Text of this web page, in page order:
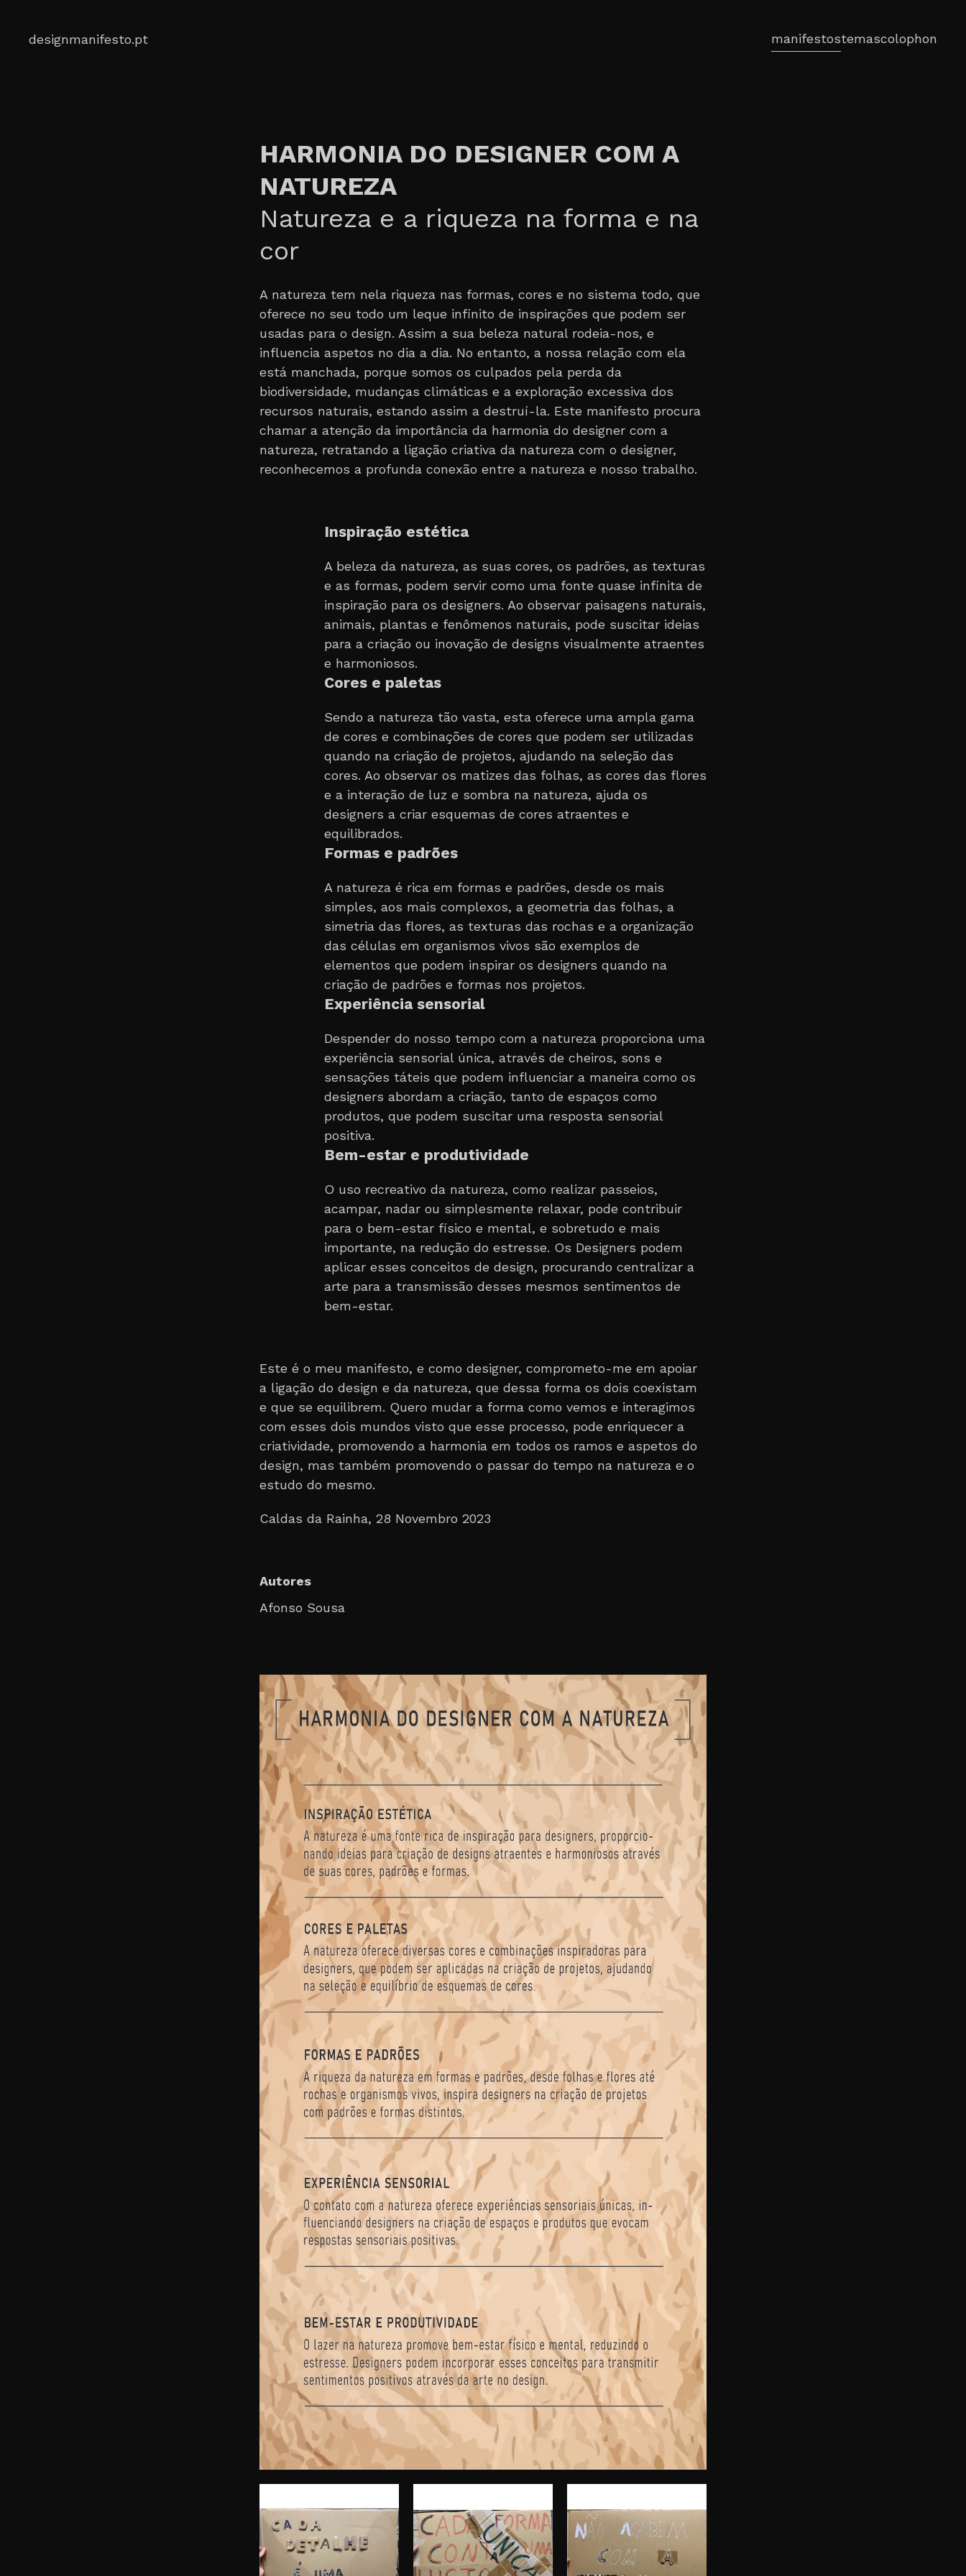
content
designmanifesto.pt manifestostemascolophon
HARMONIA DO DESIGNER COM A
NATUREZA
Natureza e a riqueza na forma e na
cor
A natureza tem nela riqueza nas formas, cores e no sistema todo, que
oferece no seu todo um leque infinito de inspirações que podem ser
usadas para o design. Assim a sua beleza natural rodeia-nos, e
influencia aspetos no dia a dia. No entanto, a nossa relação com ela
está manchada, porque somos os culpados pela perda da
biodiversidade, mudanças climáticas e a exploração excessiva dos
recursos naturais, estando assim a destruí-la. Este manifesto procura
chamar a atenção da importância da harmonia do designer com a
natureza, retratando a ligação criativa da natureza com o designer,
reconhecemos a profunda conexão entre a natureza e nosso trabalho.
Inspiração estética
A beleza da natureza, as suas cores, os padrões, as texturas
e as formas, podem servir como uma fonte quase infinita de
inspiração para os designers. Ao observar paisagens naturais,
animais, plantas e fenômenos naturais, pode suscitar ideias
para a criação ou inovação de designs visualmente atraentes
e harmoniosos.
Cores e paletas
Sendo a natureza tão vasta, esta oferece uma ampla gama
de cores e combinações de cores que podem ser utilizadas
quando na criação de projetos, ajudando na seleção das
cores. Ao observar os matizes das folhas, as cores das flores
e a interação de luz e sombra na natureza, ajuda os
designers a criar esquemas de cores atraentes e
equilibrados.
Formas e padrões
A natureza é rica em formas e padrões, desde os mais
simples, aos mais complexos, a geometria das folhas, a
simetria das flores, as texturas das rochas e a organização
das células em organismos vivos são exemplos de
elementos que podem inspirar os designers quando na
criação de padrões e formas nos projetos.
Experiência sensorial
Despender do nosso tempo com a natureza proporciona uma
experiência sensorial única, através de cheiros, sons e
sensações táteis que podem influenciar a maneira como os
designers abordam a criação, tanto de espaços como
produtos, que podem suscitar uma resposta sensorial
positiva.
Bem-estar e produtividade
O uso recreativo da natureza, como realizar passeios,
acampar, nadar ou simplesmente relaxar, pode contribuir
para o bem-estar físico e mental, e sobretudo e mais
importante, na redução do estresse. Os Designers podem
aplicar esses conceitos de design, procurando centralizar a
arte para a transmissão desses mesmos sentimentos de
bem-estar.
Este é o meu manifesto, e como designer, comprometo-me em apoiar
a ligação do design e da natureza, que dessa forma os dois coexistam
e que se equilibrem. Quero mudar a forma como vemos e interagimos
com esses dois mundos visto que esse processo, pode enriquecer a
criatividade, promovendo a harmonia em todos os ramos e aspetos do
design, mas também promovendo o passar do tempo na natureza e o
estudo do mesmo.
Caldas da Rainha, 28 Novembro 2023
Autores
Afonso Sousa